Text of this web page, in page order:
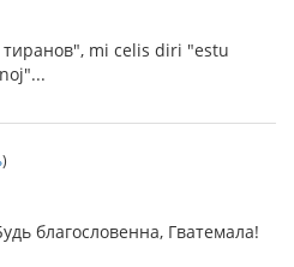
mi celis diri "estu
)
благословенна, Гватемала!